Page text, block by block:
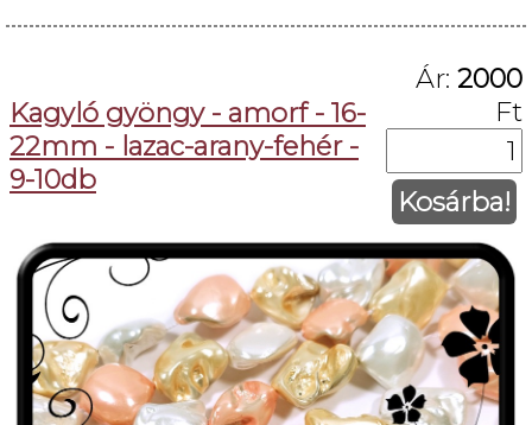
Kagyló gyöngy - amorf - 16-
22mm - lazac-arany-fehér -
9-10db
Ár: 2000
Ft
Kosárba!